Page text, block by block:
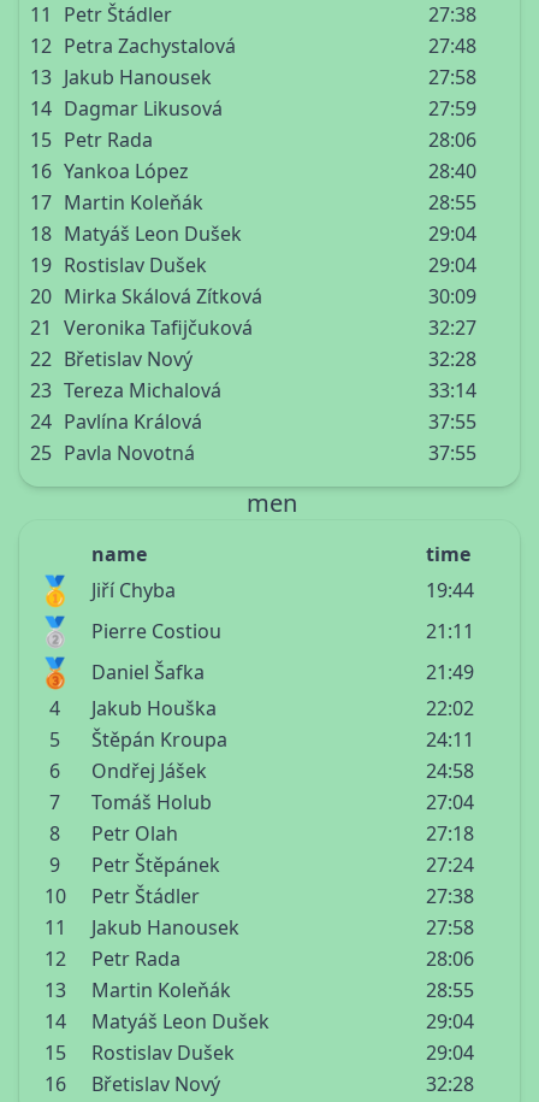
11
Petr Štádler
27:38
12 Petra Zachystalová
27:48
13 Jakub Hanousek
27:58
14 Dagmar Likusová
27:59
15 Petr Rada
28:06
16 Yankoa López
28:40
17 Martin Koleňák
28:55
18 Matyáš Leon Dušek
29:04
19 Rostislav Dušek
29:04
20 Mirka Skálová Zítková
30:09
21 Veronika Tafijčuková
32:27
22 Břetislav Nový
32:28
23 Tereza Michalová
33:14
24 Pavlína Králová
37:55
25 Pavla Novotná 37:55
men
name time
🥇 Jiří Chyba 19:44
🥈 Pierre Costiou 21:11
🥉 Daniel Šafka
21:49
4
Jakub Houška
22:02
5
Štěpán Kroupa
24:11
6
Ondřej Jášek
24:58
7
Tomáš Holub
27:04
8
Petr Olah
27:18
9
Petr Štěpánek
27:24
10
Petr Štádler
27:38
11
Jakub Hanousek
27:58
12
Petr Rada
28:06
13
Martin Koleňák
28:55
14
Matyáš Leon Dušek
29:04
15
Rostislav Dušek
29:04
16
Břetislav Nový 32:28